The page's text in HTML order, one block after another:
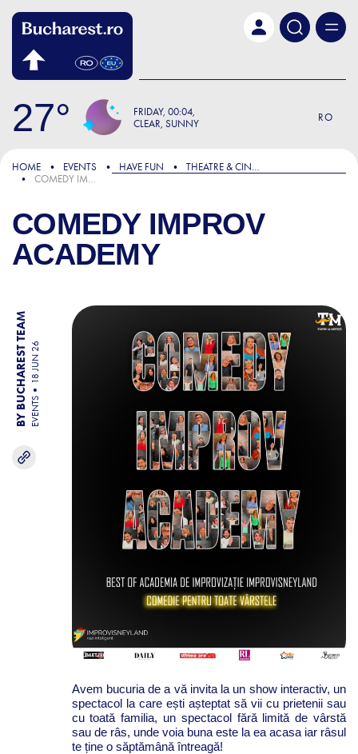
27 FRIDAY 00:04
CLEAR, SUNNY
RO
HOME EVENTS HAVE FUN
THEATRE & CINEMA
COMEDY IMPROV ACADEMY
COMEDY IMPROV
ACADEMY
BY BUCHAREST TEAM EVENTS
18 JUN 26
Avem bucuria de a vă invita la un show interactiv, un
spectacol la care ești așteptat să vii cu prietenii sau
cu toată familia, un spectacol fără limită de vârstă
sau de râs, unde voia buna este la ea acasa iar râsul
te ține o săptămână întreagă!